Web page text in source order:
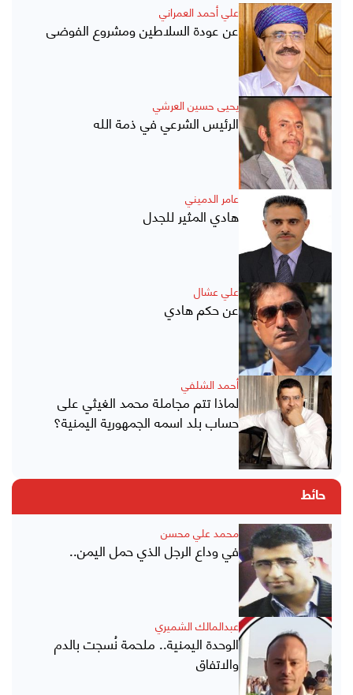
علي أحمد العمراني
عن عودة السلاطين ومشروع الفوضى
يحيى حسين العرشي
الرئيس الشرعي في ذمة الله
عامر الدميني
هادي المثير للجدل
علي عشال
عن حكم هادي
أحمد الشلفي
لماذا تتم مجاملة محمد الغيثي على
حساب بلد اسمه الجمهورية اليمنية؟
حائط
محمد علي محسن
في وداع الرجل الذي حمل اليمن..
عبدالمالك الشميري
الوحدة اليمنية.. ملحمة نُسجت بالدم
والاتفاق